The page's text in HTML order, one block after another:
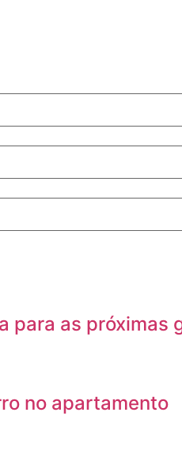
para as próximas
no apartamento